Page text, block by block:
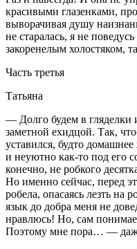
красивыми глазенками,
выворачивая душу
не старалась, я не
закоренелым холостяком,
Часть третья
Татьяна
— Долго будем в гляделки
заметной ехидцой. Так,
уставился, будто
и неуютно как-то под его
конечно, не робкого
Но именно сейчас, перед
робела, опасаясь лезть
язык до добра меня не
нравлюсь! Но, сам
Поэтому мне пора… —